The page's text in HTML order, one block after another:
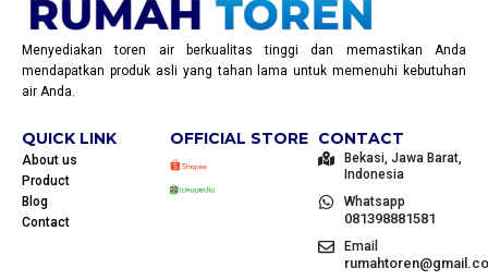
Menyediakan toren air berkualitas tinggi dan memastikan Anda
mendapatkan produk asli yang tahan lama untuk memenuhi kebutuhan
air Anda.
QUICK LINK
About us
Product
Blog
Contact
OFFICIAL STORE CONTACT
Bekasi, Jawa Barat,
Indonesia
Whatsapp
081398881581
Email